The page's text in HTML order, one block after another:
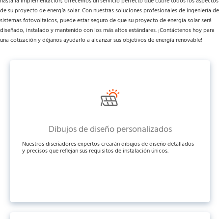
de su proyecto de energía solar. Con nuestras soluciones profesionales de ingeniería de
sistemas fotovoltaicos, puede estar seguro de que su proyecto de energía solar será
diseñado, instalado y mantenido con los más altos estándares. ¡Contáctenos hoy para
una cotización y déjanos ayudarlo a alcanzar sus objetivos de energía renovable!
Dibujos de diseño personalizados
Nuestros diseñadores expertos crearán dibujos de diseño detallados
y precisos que reflejan sus requisitos de instalación únicos.